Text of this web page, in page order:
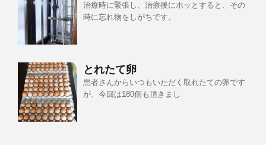
治療時に緊張し、治療後にホッとすると、その
時に忘れ物をしがちです。
とれたて卵
患者さんからいつもいただく取れたての卵です
が、今回は180個も頂きまし